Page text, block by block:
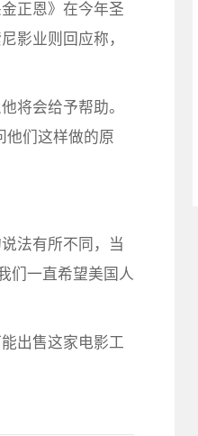
正恩》在今年圣
影业则回应称，
会给予帮助。
他们这样做的原
法有所不同，当
们一直希望美国人
出售这家电影工